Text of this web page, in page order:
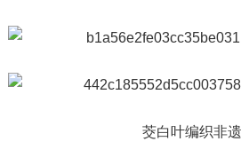
茭白叶编织非